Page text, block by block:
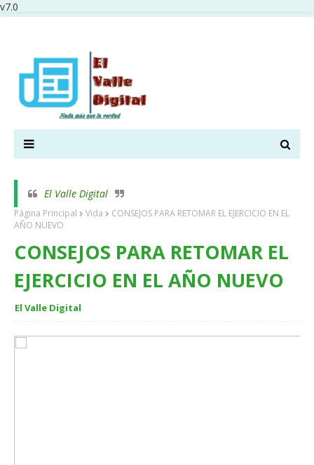
v7.0
El Valle Digital
Página Principal Vida
CONSEJOS PARA RETOMAR EL EJERCICIO EN EL
AÑO NUEVO
CONSEJOS PARA RETOMAR EL
EJERCICIO EN EL AÑO NUEVO
El Valle Digital